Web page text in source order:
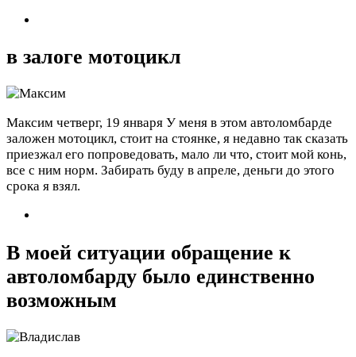
в залоге мотоцикл
Максим четверг, 19 января У меня в этом автоломбарде
заложен мотоцикл, стоит на стоянке, я недавно так сказать
приезжал его попроведовать, мало ли что, стоит мой конь,
все с ним норм. Забирать буду в апреле, деньги до этого
срока я взял.
В моей ситуации обращение к
автоломбарду было единственно
возможным